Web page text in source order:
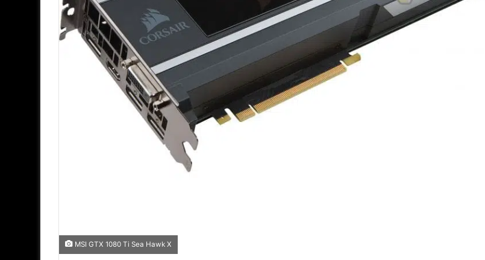
MSI GTX 1080 Ti Sea Hawk X